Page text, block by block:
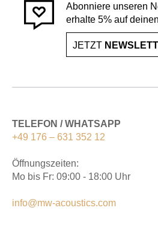
Abonniere unseren
erhalte 5% auf
JETZT
TELEFON / WHATSAPP
+49 176 – 631 352 12
Öffnungszeiten:
Mo bis Fr: 09:00 - 18:00 Uhr
info@mw-acoustics.com